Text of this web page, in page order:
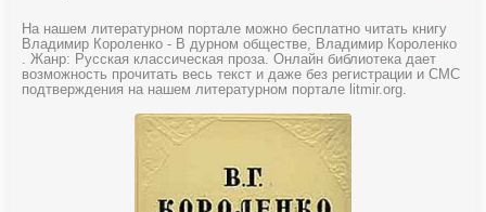
На нашем литературном портале можно бесплатно читать книгу
Владимир Короленко - В дурном обществе, Владимир Короленко
. Жанр: Русская классическая проза. Онлайн библиотека дает
возможность прочитать весь текст и даже без регистрации и СМС
подтверждения на нашем литературном портале litmir.org.